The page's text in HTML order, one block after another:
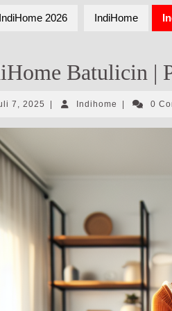
2026 IndiHome
Batulicin |
7, 2025 Juli
2025
Indihome Indihome
0